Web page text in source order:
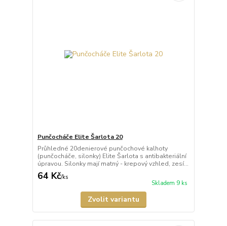
Punčocháče Elite Šarlota 20
Průhledné 20denierové punčochové kalhoty
(punčocháče, silonky) Elite Šarlota s antibakteriální
úpravou. Silonky mají matný - krepový vzhled, zesí...
64 Kč/ks
Skladem 9 ks
Zvolit variantu